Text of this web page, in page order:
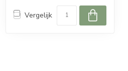
Vergelijk